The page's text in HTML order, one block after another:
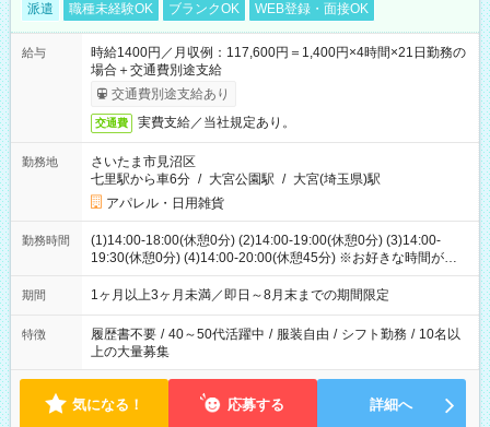
派遣 職種未経験OK ブランクOK WEB登録・面接OK
給与
時給1400円／月収例：117,600円＝1,400円×4時間×21日勤務の
場合＋交通費別途支給
交通費別途支給あり
交通費 実費支給／当社規定あり。
勤務地
さいたま市見沼区
七里駅から車6分 / 大宮公園駅 / 大宮(埼玉県)駅
アパレル・日用雑貨
勤務時間
(1)14:00-18:00(休憩0分) (2)14:00-19:00(休憩0分) (3)14:00-
19:30(休憩0分) (4)14:00-20:00(休憩45分) ※お好きな時間が選べ
ます
期間 1ヶ月以上3ヶ月未満／即日～8月末までの期間限定
特徴 履歴書不要 / 40～50代活躍中 / 服装自由 / シフト勤務 / 10名以
上の大量募集
気になる！ 応募する 詳細へ